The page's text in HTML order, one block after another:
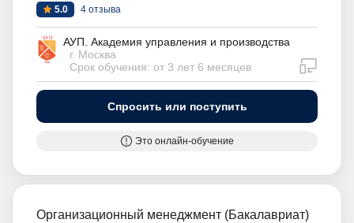
5.0 4 отзыва
АУП. Академия управления и производства
г. Москва
Срок обучения: от 3 лет 6 месяцев
Спросить или поступить
Это онлайн-обучение
Организационный менеджмент (Бакалавриат)